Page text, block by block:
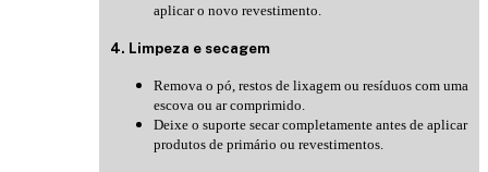
aplicar o novo revestimento.
4. Limpeza e secagem
Remova o pó, restos de lixagem ou resíduos com uma
escova ou ar comprimido.
Deixe o suporte secar completamente antes de aplicar
produtos de primário ou revestimentos.